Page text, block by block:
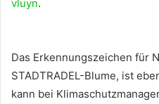
vluyn.
Das Erkennungszeichen für
STADTRADEL-Blume, ist
kann bei